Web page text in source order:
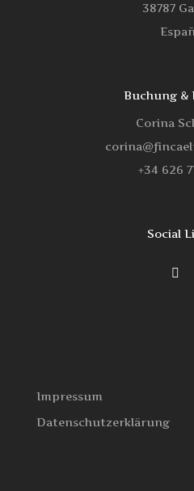
38787
Buchung &
Corina
‭+34 626
Social
Impressum
Datenschutzerklärung